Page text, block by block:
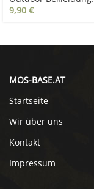
9,90 €
MOS-BASE.AT
Startseite
Wir über uns
Kontakt
Impressum